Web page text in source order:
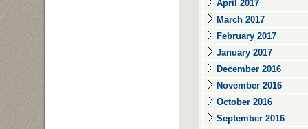
April 2017
March 2017
February 2017
January 2017
December 2016
November 2016
October 2016
September 2016